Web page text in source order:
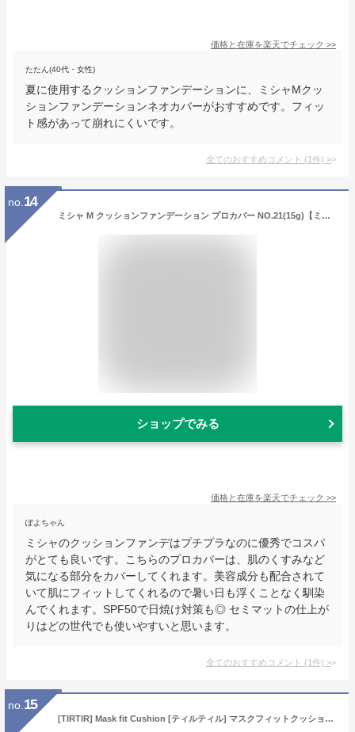
価格と在庫を楽天でチェック >>
たたん(40代・女性)
夏に使用するクッションファンデーションに、ミシャMクッ
ションファンデーションネオカバーがおすすめです。フィッ
ト感があって崩れにくいです。
全てのおすすめコメント (1件) >
no. 14
ミシャ M クッションファンデーション プロカバー NO.21(15g)【ミシャ(MISSHA)】
ショップでみる
価格と在庫を楽天でチェック >>
ぽよちゃん
ミシャのクッションファンデはプチプラなのに優秀でコスパ
がとても良いです。こちらのプロカバーは、肌のくすみなど
気になる部分をカバーしてくれます。美容成分も配合されて
いて肌にフィットしてくれるので暑い日も浮くことなく馴染
んでくれます。SPF50で日焼け対策も◎ セミマットの仕上が
りはどの世代でも使いやすいと思います。
全てのおすすめコメント (1件) >
no. 15
[TIRTIR] Mask fit Cushion [ティルティル] マスクフィットクッション 本体 15g (CRYSTAL MESH 21N)